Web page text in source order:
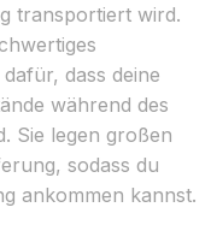
transportiert wird.
dass deine
während des
Sie legen großen
sodass du
ankommen kannst.